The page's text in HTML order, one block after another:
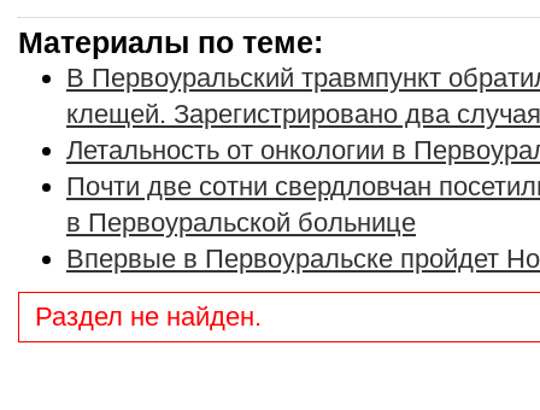
Материалы по теме:
В Первоуральский травмпункт
клещей. Зарегистрировано два
Летальность от онкологии в
Почти две сотни свердловчан
в Первоуральской больнице
Впервые в Первоуральске пройдет
Раздел не найден.